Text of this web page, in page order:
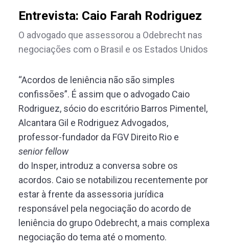
Entrevista: Caio Farah Rodriguez
O advogado que assessorou a Odebrecht nas
negociações com o Brasil e os Estados Unidos
“Acordos de leniência não são simples
confissões”. É assim que o advogado Caio
Rodriguez, sócio do escritório Barros Pimentel,
Alcantara Gil e Rodriguez Advogados,
professor-fundador da FGV Direito Rio e
senior fellow
do Insper, introduz a conversa sobre os
acordos. Caio se notabilizou recentemente por
estar à frente da assessoria jurídica
responsável pela negociação do acordo de
leniência do grupo Odebrecht, a mais complexa
negociação do tema até o momento.